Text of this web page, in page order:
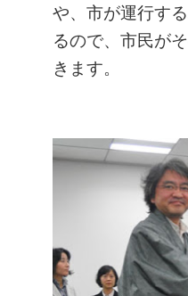
や、市が運行す
るので、市民が
きます。